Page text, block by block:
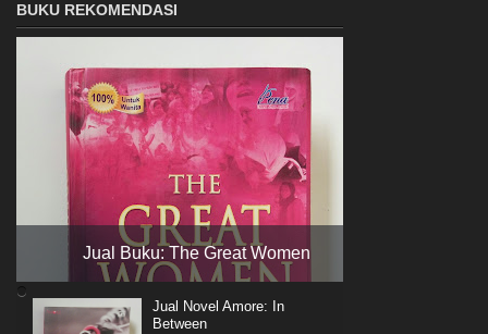
BUKU REKOMENDASI
Jual Buku: The Great Women
Jual Novel Amore: In
Between